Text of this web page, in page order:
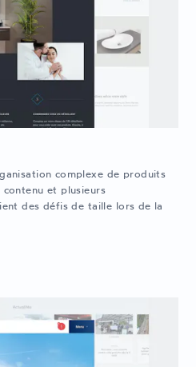
complexe de produits
et plusieurs
des défis de taille lors de la